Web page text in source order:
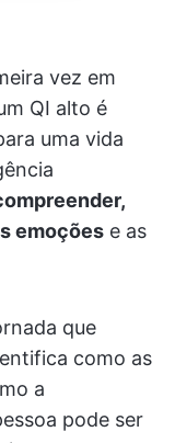
vez em
QI alto é
uma vida
emoções e as
que
como as
a
pode ser